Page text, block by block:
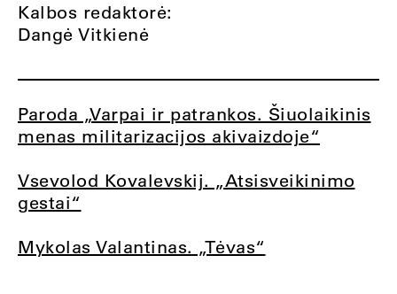
Kalbos redaktorė:
Dangė Vitkienė
Paroda „Varpai ir patrankos. Šiuolaikinis
menas militarizacijos akivaizdoje“
Vsevolod Kovalevskij. „Atsisveikinimo
gestai“
Mykolas Valantinas. „Tėvas“